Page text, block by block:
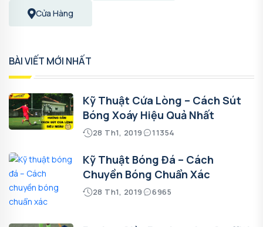
Cửa Hàng
BÀI VIẾT MỚI NHẤT
Kỹ Thuật Cứa Lòng – Cách Sút
Bóng Xoáy Hiệu Quả Nhất
28 Th1, 2019 11354
Kỹ Thuật Bóng Đá – Cách
Chuyền Bóng Chuẩn Xác
28 Th1, 2019 6965